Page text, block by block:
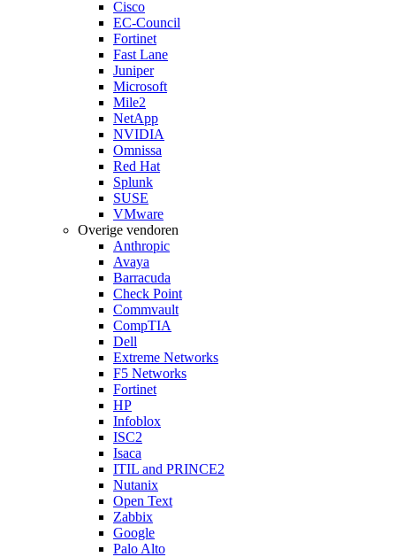
Cisco
EC-Council
Fortinet
Fast Lane
Juniper
Microsoft
Mile2
NetApp
NVIDIA
Omnissa
Red Hat
Splunk
SUSE
VMware
Overige vendoren
Anthropic
Avaya
Barracuda
Check Point
Commvault
CompTIA
Dell
Extreme Networks
F5 Networks
Fortinet
HP
Infoblox
ISC2
Isaca
ITIL and PRINCE2
Nutanix
Open Text
Zabbix
Google
Palo Alto